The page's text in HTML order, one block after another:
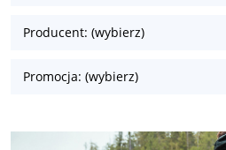
Producent: (wybierz)
Promocja: (wybierz)